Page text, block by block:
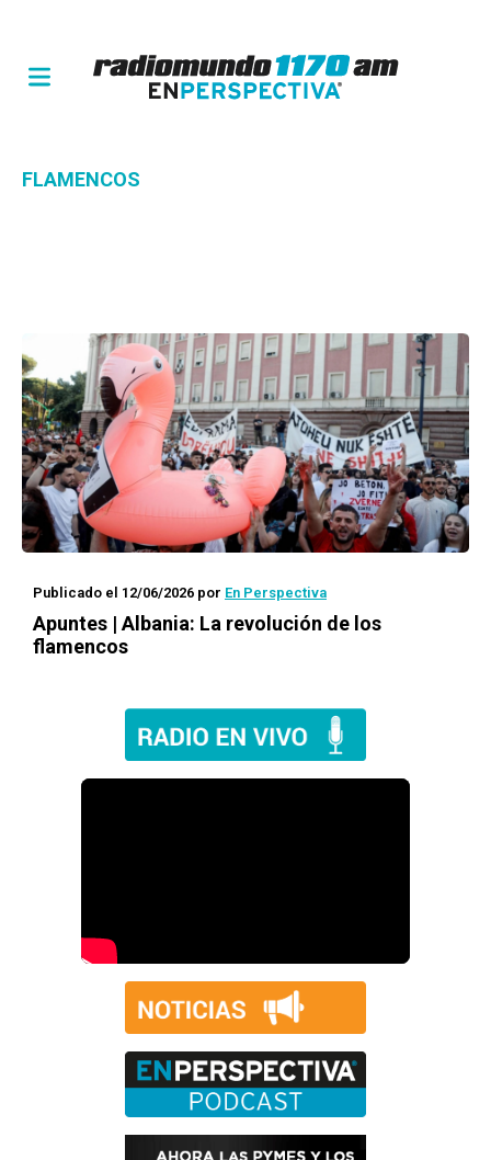
FLAMENCOS
Publicado el 12/06/2026 por En Perspectiva
Apuntes | Albania: La revolución de los
flamencos